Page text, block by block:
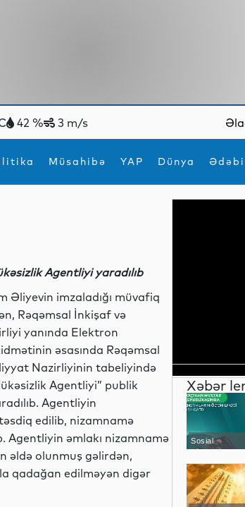
42 % 3 m/s
Müsahibə YAP Dünya
Agentliyi yaradılıb
Əliyevin imzaladığı müvafiq
Rəqəmsal İnkişaf və
yanında Elektron
əsasında Rəqəmsal
Nazirliyinin tabeliyində
Agentliyi” publik
Agentliyin
edilib, nizamnamə
Agentliyin əmlakı nizamnamə
əldə olunmuş gəlirdən,
qadağan edilməyən digər
Xəbər
Sosial